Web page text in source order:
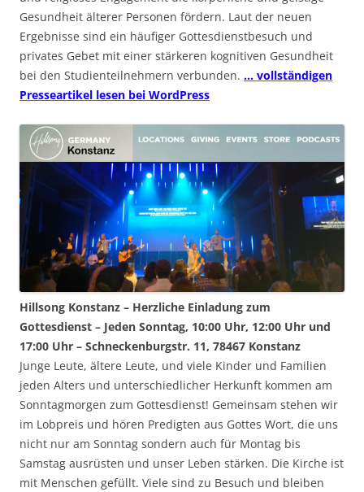
Gesundheit älterer Personen fördern. Laut der neuen
Ergebnisse sind ein häufiger Gottesdienstbesuch und
privates Gebet mit einer stärkeren kognitiven Gesundheit
bei den Studienteilnehmern verbunden. … vollständigen
Presseartikel lesen bei WordPress
Hillsong Konstanz – Herzliche Einladung zum
Gottesdienst – Jeden Sonntag, 10:00 Uhr, 12:00 Uhr und
17:00 Uhr – Schneckenburgstr. 11, 78467 Konstanz
Junge Leute, ältere Leute, und viele Kinder und Familien
jeden Alters und unterschiedlicher Herkunft kommen am
Sonntagmorgen zum Gottesdienst! Gemeinsam stehen wir
im Lobpreis und hören Predigten aus Gottes Wort, die uns
nicht nur am Sonntag sondern auch für Montag bis
Samstag ausrüsten und unser Leben stärken. Die Kirche ist
mit Menschen gefüllt. Viele sind zu Besuch und bleiben